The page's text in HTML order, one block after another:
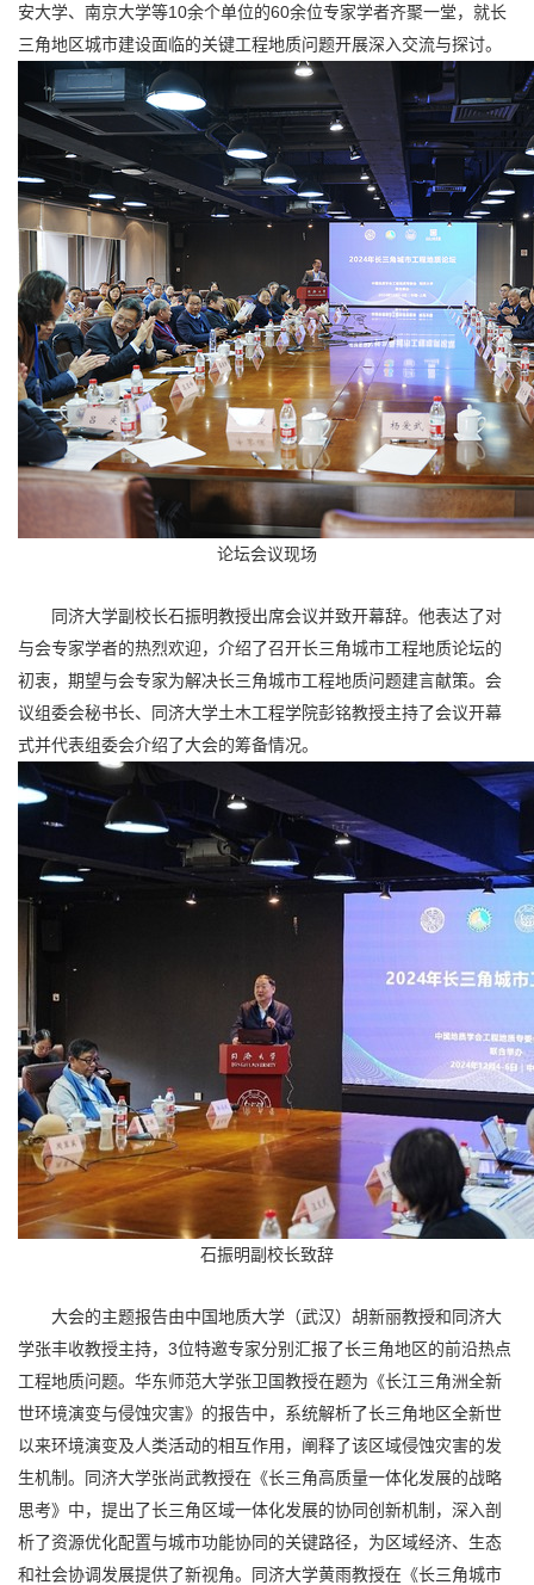
安大学、南京大学等10余个单位的60余位专家学者齐聚一堂，就长
三角地区城市建设面临的关键工程地质问题开展深入交流与探讨。
论坛会议现场
同济大学副校长石振明教授出席会议并致开幕辞。他表达了对
与会专家学者的热烈欢迎，介绍了召开长三角城市工程地质论坛的
初衷，期望与会专家为解决长三角城市工程地质问题建言献策。会
议组委会秘书长、同济大学土木工程学院彭铭教授主持了会议开幕
式并代表组委会介绍了大会的筹备情况。
石振明副校长致辞
大会的主题报告由中国地质大学（武汉）胡新丽教授和同济大
学张丰收教授主持， 3位特邀专家分别汇报了长三角地区的前沿热点
工程地质问题。 华东师范大学张卫国教授在题为《长江三角洲全新
世环境演变与侵蚀灾害》的报告中，系统解析了长三角地区全新世
以来环境演变及人类活动的相互作用，阐释了该区域侵蚀灾害的发
生机制。同济大学张尚武教授在《长三角高质量一体化发展的战略
思考》中，提出了长三角区域一体化发展的协同创新机制，深入剖
析了资源优化配置与城市功能协同的关键路径，为区域经济、生态
和社会协调发展提供了新视角。同济大学黄雨教授在《长三角城市